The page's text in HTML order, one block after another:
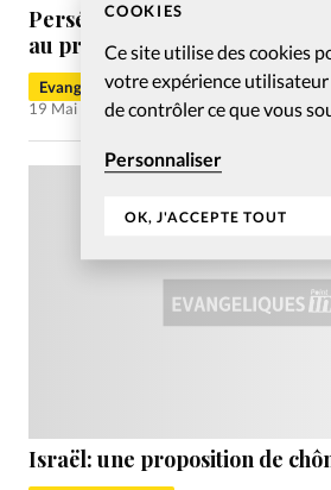
COOKIES
Ce site utilise des cookies
votre expérience
de contrôler ce que vous
Personnaliser
OK, J'ACCEPTE TOUT
Persécution religieuse dans le
au printemps 2006
Evangéliques.info
19 Mai 2006
Israël: une proposition de